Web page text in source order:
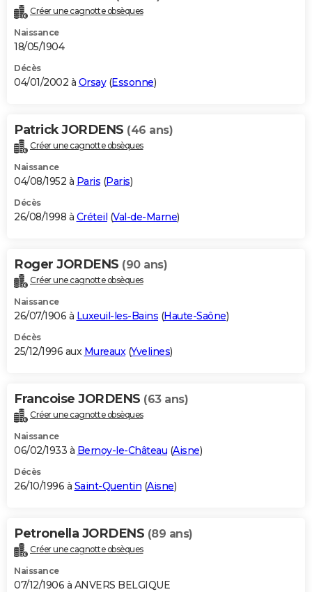
Créer une cagnotte obsèques
Naissance
18/05/1904
Décès
04/01/2002 à Orsay(Essonne)
Patrick JORDENS (46 ans)
Créer une cagnotte obsèques
Naissance
04/08/1952 à Paris (Paris)
Décès
26/08/1998 à Créteil (Val-de-Marne)
Roger JORDENS (90 ans)
Créer une cagnotte obsèques
Naissance
26/07/1906 à Luxeuil-les-Bains (Haute-Saône)
Décès
25/12/1996 aux Mureaux(Yvelines)
Francoise JORDENS (63 ans)
Créer une cagnotte obsèques
Naissance
06/02/1933 à Bernoy-le-Château (Aisne)
Décès
26/10/1996 à Saint-Quentin (Aisne)
Petronella JORDENS (89 ans)
Créer une cagnotte obsèques
Naissance
07/12/1906 à ANVERS BELGIQUE